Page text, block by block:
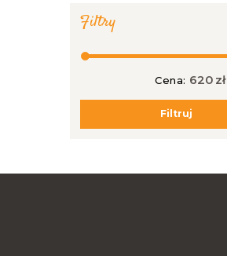
Filtry
Filtruj
Cena: 620 zł